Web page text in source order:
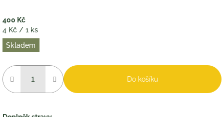
400 Kč
Měrná
cena:
4 Kč / 1 ks
Skladem
Do košíku